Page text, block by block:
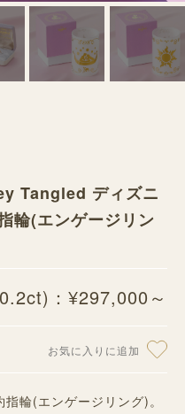
Tangled ディズニ
輪(エンゲージリン
：¥297,000～
お気に入りに追加
輪(エンゲージリング)。